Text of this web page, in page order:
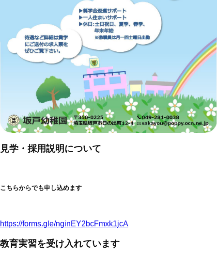
見学・採用説明について
こちらからでも申し込めます
https://forms.gle/nginEY2bcFmxk1jcA
教育実習を受け入れています